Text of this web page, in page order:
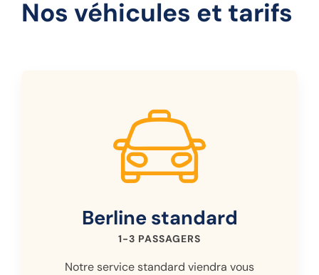
Nos véhicules et tarifs
Berlinestandard
1-3 PASSAGERS
Notre service standard viendra vous